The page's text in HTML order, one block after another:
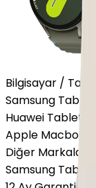
Bilgisayar / Tablet
Samsung Tablet
Huawei Tablet
Apple Macbook
Diğer Markalar
Samsung Tablet